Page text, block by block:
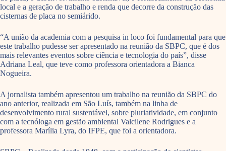
local e a geração de trabalho e renda que decorre da construção das
cisternas de placa no semiárido.
“A união da academia com a pesquisa in loco foi fundamental para que
este trabalho pudesse ser apresentado na reunião da SBPC, que é dos
mais relevantes eventos sobre ciência e tecnologia do país”, disse
Adriana Leal, que teve como professora orientadora a Bianca
Nogueira.
A jornalista também apresentou um trabalho na reunião da SBPC do
ano anterior, realizada em São Luís, também na linha de
desenvolvimento rural sustentável, sobre pluriatividade, em conjunto
com a tecnóloga em gestão ambiental Valcilene Rodrigues e a
professora Marília Lyra, do IFPE, que foi a orientadora.